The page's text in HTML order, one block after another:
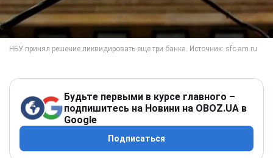
Будьте первыми в курсе главного –
подпишитесь на Новини на OBOZ.UA в
Google
Подписаться